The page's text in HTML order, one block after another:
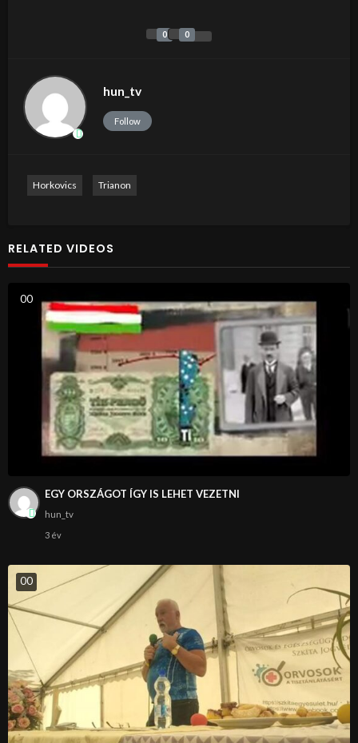
0 0
hun_tv
Follow
Horkovics Trianon
RELATED VIDEOS
00
EGY ORSZÁGOT ÍGY IS LEHET VEZETNI
hun_tv
3 év
00